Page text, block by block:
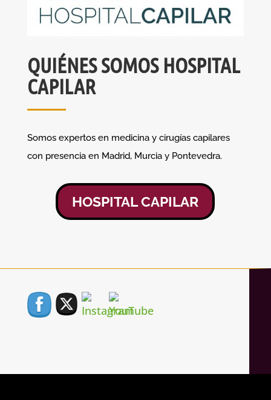
QUIÉNES SOMOS HOSPITAL
CAPILAR
Somos expertos en medicina y cirugías capilares
con presencia en Madrid, Murcia y Pontevedra.
HOSPITAL CAPILAR